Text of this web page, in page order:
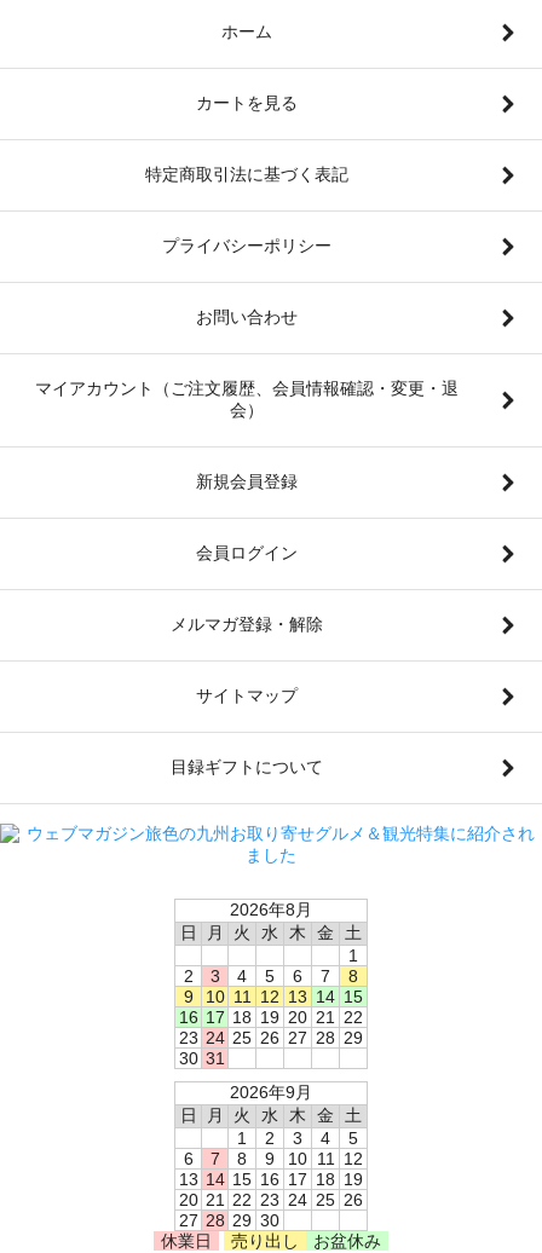
ホーム
カートを見る
特定商取引法に基づく表記
プライバシーポリシー
お問い合わせ
マイアカウント（ご注文履歴、会員情報確認・変更・退
会）
新規会員登録
会員ログイン
メルマガ登録・解除
サイトマップ
目録ギフトについて
2026年8月
日
月 火 水 木 金
土
1
2
3 4 5 6 7
8
9
10 11 12 13 14 15
16 17 18 19 20 21
22
23 24 25 26 27 28 29
30 31
2026年9月
日
月 火 水 木 金
土
1
2 3 4
5
6
7 8 9 10 11
12
13 14 15 16 17 18 19
20 21 22 23 24 25 26
27 28 29 30
休業日
売り出し お盆休み